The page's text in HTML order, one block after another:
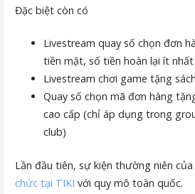
Đặc biệt còn có
Livestream quay số chọn đơn
tiền mặt, số tiền hoàn lại ít nhất
Livestream chơi game tặng
Quay số chọn mã đơn hàng
cao cấp (chỉ áp dụng trong
club)
Lần đầu tiên, sự kiện thường niên
chức tại TIKI với quy mô toàn quốc.